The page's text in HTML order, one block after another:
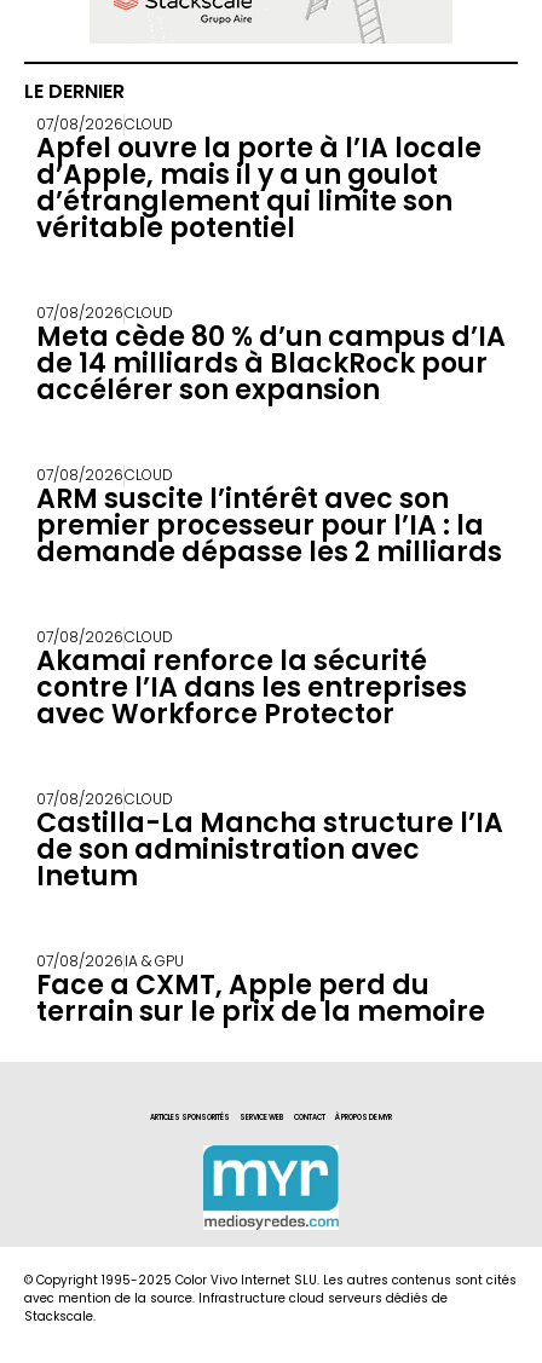
LE DERNIER
07/08/2026CLOUD
Apfel ouvre la porte à l’IA locale
d’Apple, mais il y a un goulot
d’étranglement qui limite son
véritable potentiel
07/08/2026CLOUD
Meta cède 80 % d’un campus d’IA
de 14 milliards à BlackRock pour
accélérer son expansion
07/08/2026CLOUD
ARM suscite l’intérêt avec son
premier processeur pour l’IA : la
demande dépasse les 2 milliards
07/08/2026CLOUD
Akamai renforce la sécurité
contre l’IA dans les entreprises
avec Workforce Protector
07/08/2026CLOUD
Castilla-La Mancha structure l’IA
de son administration avec
Inetum
07/08/2026IA & GPU
Face a CXMT, Apple perd du
terrain sur le prix de la memoire
ARTICLES SPONSORITÉS SERVICE WEB CONTACT À PROPOS DE MYR
© Copyright 1995-2025 Color Vivo Internet SLU. Les autres contenus sont cités
avec mention de la source. Infrastructure cloud serveurs dédiés de
Stackscale.